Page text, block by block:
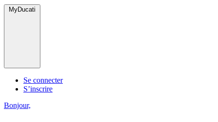
MyDucati
Se connecter
S’inscrire
Bonjour,